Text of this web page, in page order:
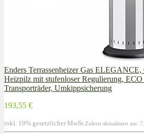
Enders Terrassenheizer Gas ELEGANCE,
Heizpilz mit stufenloser Regulierung,
Transporträder, Umkippsicherung
193,55 €
inkl. 19% gesetzlicher MwSt. Zuletzt aktualisiert am: